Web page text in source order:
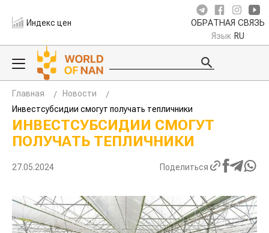
Индекс цен ОБРАТНАЯ СВЯЗЬ
Язык RU
Главная
Новости
Инвестсубсидии смогут получать тепличники
ИНВЕСТСУБСИДИИ СМОГУТ
ПОЛУЧАТЬ ТЕПЛИЧНИКИ
27.05.2024 Поделиться